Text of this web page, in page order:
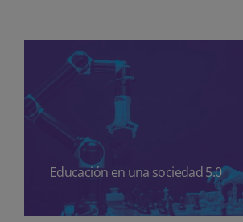
Educación en una sociedad 5.0